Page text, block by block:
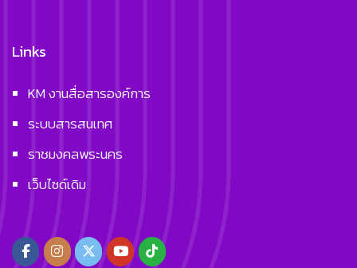
Links
KM งานสื่อสารองค์การ
ระบบสารสนเทศ
ราชมงคลพระนคร
เว็บไซด์เดิม